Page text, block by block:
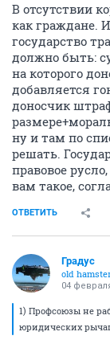
В отсутствии
как граждане.
государство
должно быть:
на которого
добавляется
доносчик
ну и там по
решать.
правовое
вам такое,
ОТВЕТИТЬ
Градус
old
04
1) Профсоюзы не
юридических